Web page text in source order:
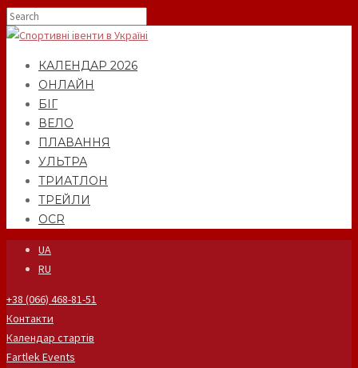
КАЛЕНДАР 2026
ОНЛАЙН
БІГ
ВЕЛО
ПЛАВАННЯ
УЛЬТРА
ТРИАТЛОН
ТРЕЙЛИ
OCR
UA
RU
+38 (066) 468-81-51
Контакти
Календар стартів
Fartlek Events